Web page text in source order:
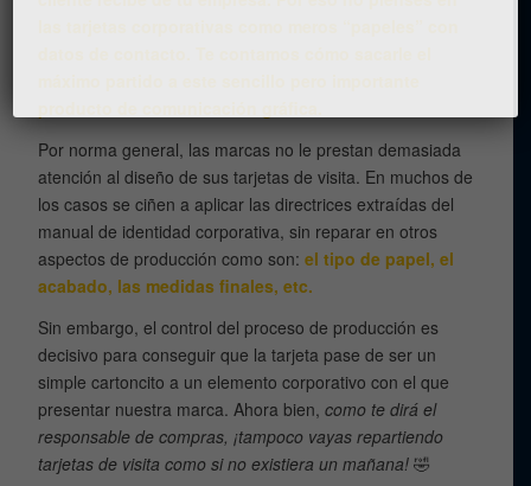
Por norma general, las marcas no le prestan demasiada
atención al diseño de sus tarjetas de visita. En muchos de
los casos se ciñen a aplicar las directrices extraídas del
manual de identidad corporativa, sin reparar en otros
aspectos de producción como son:el tipo de papel, el
acabado, las medidas finales, etc.
Sin embargo, el control del proceso de producción es
decisivo para conseguir que la tarjeta pase de ser un
simple cartoncito a un elemento corporativo con el que
presentar nuestra marca. Ahora bien,como te dirá el
responsable de compras, ¡tampoco vayas repartiendo
tarjetas de visita como si no existiera un mañana! 🤣